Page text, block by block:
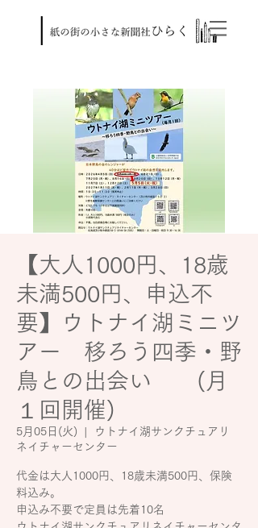
【大人1000円、18歳
未満500円、申込不
要】ウトナイ湖ミニツ
アー 移ろう四季・野
鳥との出会い (月
１回開催)
5月05日(火)
ウトナイ湖サンクチュアリ
ネイチャーセンター
代金は大人1000円、18歳未満500円、保険
料込み。
申込み不要で定員は先着10名